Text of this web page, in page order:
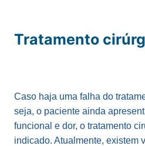
Tratamento
Caso haja uma falha do
seja, o paciente ainda
funcional e dor, o tratamento
indicado. Atualmente, existem